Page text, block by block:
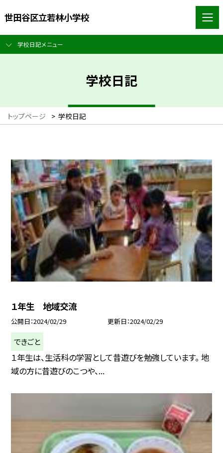
世田谷区立若林小学校
学校日記メニュー
学校日記
トップページ > 学校日記
１年生 地域交流
公開日 2024/02/29 更新日 2024/02/29
できごと
１年生は、生活科の学習として昔遊びを勉強しています。 地
域の方に昔遊びのこつや、...